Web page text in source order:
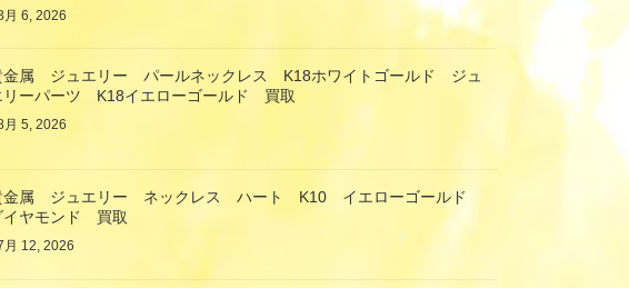
月 6, 2026
金属 ジュエリー パールネックレス K18ホワイトゴールド ジュ
リーパーツ K18イエローゴールド 買取
月 5, 2026
金属 ジュエリー ネックレス ハート K10 イエローゴールド
イヤモンド 買取
月 12, 2026